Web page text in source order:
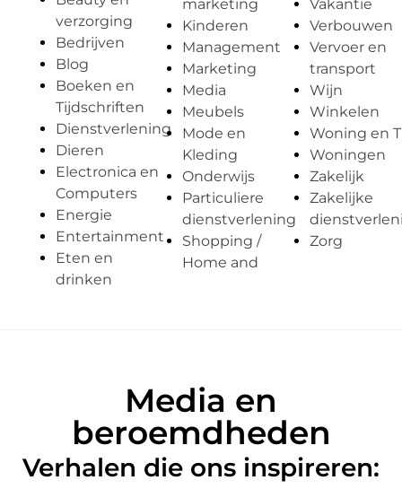
verzorging
Bedrijven
Blog
Boeken en
Tijdschriften
Dienstverlening
Dieren
Electronica en
Computers
Energie
Entertainment
Eten en
drinken
marketing
Kinderen
Management
Marketing
Media
Meubels
Mode en
Kleding
Onderwijs
Particuliere
dienstverlening
Shopping /
Home and
Vakantie
Verbouwen
Vervoer en
transport
Wijn
Winkelen
Woning en
Woningen
Zakelijk
Zakelijke
Zorg
Media en
beroemdheden
Verhalen die ons inspireren: